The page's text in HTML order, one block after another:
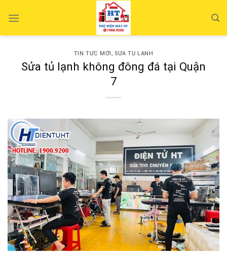
TIN TỨC MỚI , SỬA TỦ LẠNH
Sửa tủ lạnh không đông đá tại Quận
7